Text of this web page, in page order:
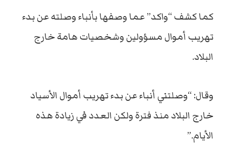
كما كشف “واكد” عما وصفها بأنباء وصلته عن بدء
تهريب أموال مسؤولين وشخصيات هامة خارج
البلاد.
وقال: “وصلتني أنباء عن بدء تهريب أموال الأسياد
خارج البلاد منذ فترة ولكن العدد في زيادة هذه
الأيام.”